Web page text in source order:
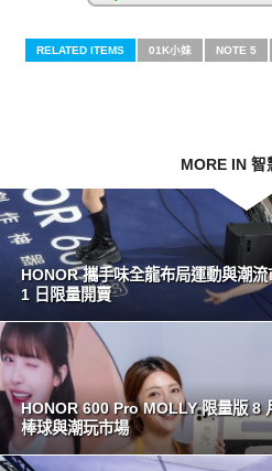
RELATED ITEMS 01K小妹 NOTE 5
MORE IN 智
HONOR 攜手味全龍布局運動與潮
1 日限量開賣
HONOR 600 Pro MOLLY 限量版 8
棒球與潮玩市場